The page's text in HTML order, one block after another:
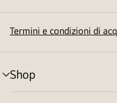
Termini e condizioni di
Shop
Attivazione
menu